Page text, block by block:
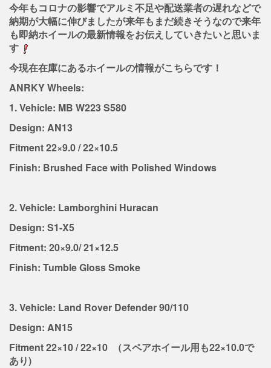
今年もコロナの影響でアルミ不足や配送業者の遅れなどで
納期が大幅に伸びましたが来年もまだ続きそうなので来年
も即納ホイールの最新情報をお伝えしていきたいと思いま
す
今現在在庫にあるホイールの情報がこちらです！
ANRKY Wheels:
1. Vehicle: MB W223 S580
Design: AN13
Fitment 22×9.0 / 22×10.5
Finish: Brushed Face with Polished Windows
2. Vehicle: Lamborghini Huracan
Design: S1-X5
Fitment: 20×9.0/ 21×12.5
Finish: Tumble Gloss Smoke
3. Vehicle: Land Rover Defender 90/110
Design: AN15
Fitment 22×10 / 22×10 （スペアホイール用も22×10.0で
あり)